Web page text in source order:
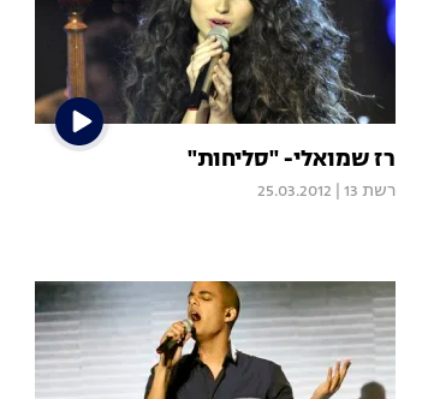
רז שמואלי- "סליחות"
רשת 13 25.03.2012